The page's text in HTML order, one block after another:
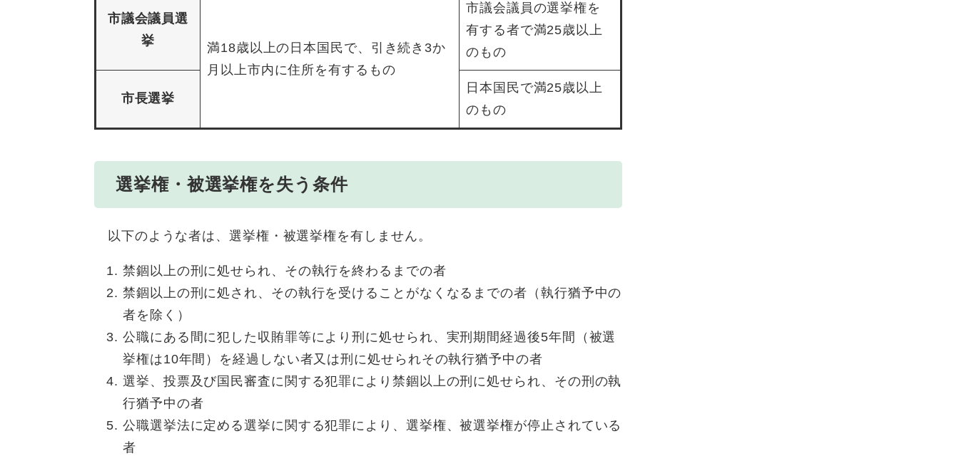
市議会議員選
挙
満18歳以上の日本国民で、引き続き3か
月以上市内に住所を有するもの
市議会議員の選挙権を
有する者で満25歳以上
のもの
市長選挙
日本国民で満25歳以上
のもの
選挙権・被選挙権を失う条件
以下のような者は、選挙権・被選挙権を有しません。
禁錮以上の刑に処せられ、その執行を終わるまでの者
禁錮以上の刑に処され、その執行を受けることがなくなるまでの者（執行猶予中の
者を除く）
公職にある間に犯した収賄罪等により刑に処せられ、実刑期間経過後5年間（被選
挙権は10年間）を経過しない者又は刑に処せられその執行猶予中の者
選挙、投票及び国民審査に関する犯罪により禁錮以上の刑に処せられ、その刑の執
行猶予中の者
公職選挙法に定める選挙に関する犯罪により、選挙権、被選挙権が停止されている
者